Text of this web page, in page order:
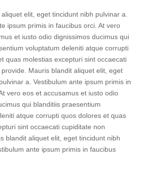
elit, eget tincidunt nibh pulvinar a.
ipsum primis in faucibus orci. At vero
et iusto odio dignissimos ducimus qui
voluptatum deleniti atque corrupti
quas molestias excepturi sint occaecati
Mauris blandit aliquet elit, eget
a. Vestibulum ante ipsum primis in
vero eos et accusamus et iusto odio
qui blanditiis praesentium
atque corrupti quos dolores et quas
sint occaecati cupiditate non
blandit aliquet elit, eget tincidunt nibh
ante ipsum primis in faucibus